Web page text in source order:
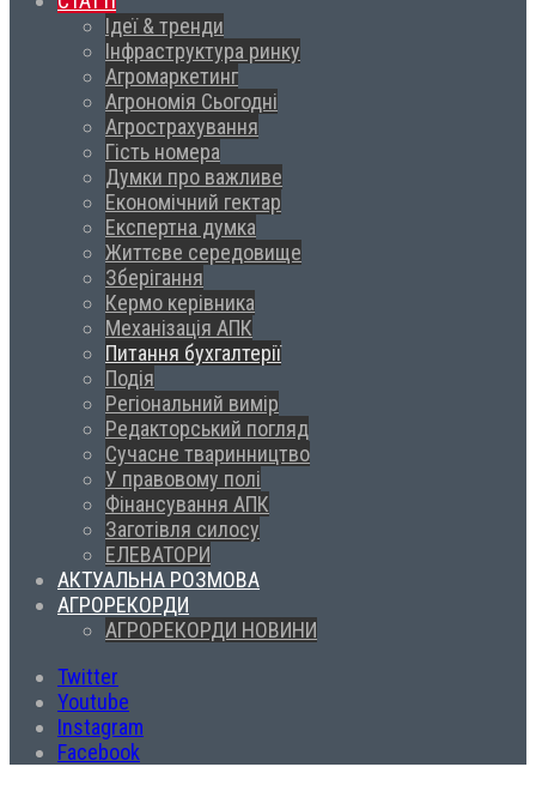
Ідеї & тренди
Інфраструктура ринку
Агромаркетинг
Агрономія Сьогодні
Агрострахування
Гість номера
Думки про важливе
Економічний гектар
Експертна думка
Життєве середовище
Зберігання
Кермо керівника
Механізація АПК
Питання бухгалтерії
Подія
Регіональний вимір
Редакторський погляд
Сучасне тваринництво
У правовому полі
Фінансування АПК
Заготівля силосу
ЕЛЕВАТОРИ
АКТУАЛЬНА РОЗМОВА
АГРОРЕКОРДИ
АГРОРЕКОРДИ НОВИНИ
Twitter
Youtube
Instagram
Facebook